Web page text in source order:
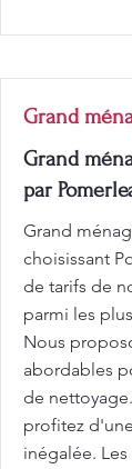
Grand
Grand
par
Grand
choisissant
de tarifs de
parmi les
Nous
abordables
de
profitez
inégalée.